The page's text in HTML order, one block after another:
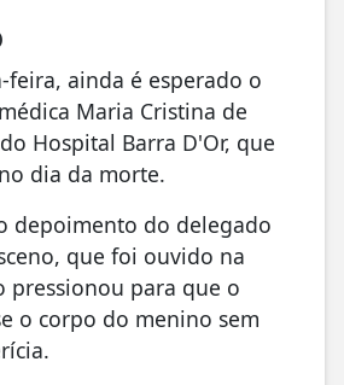
feira, ainda é esperado o
Maria Cristina de
Hospital Barra D'Or, que
dia da morte.
depoimento do delegado
que foi ouvido na
pressionou para que o
o corpo do menino sem